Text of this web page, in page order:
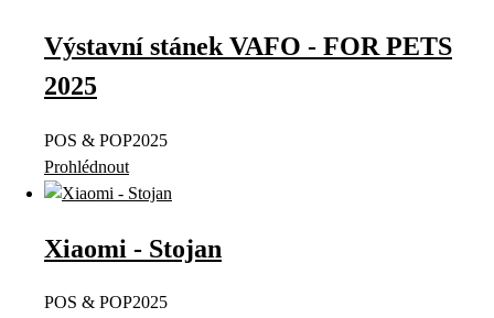
Výstavní stánek VAFO - FOR PETS
2025
POS & POP2025
Prohlédnout
Xiaomi - Stojan
POS & POP2025